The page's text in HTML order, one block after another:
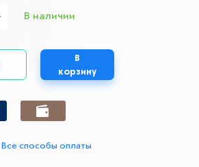
В наличии
В
корзину
Все способы оплаты